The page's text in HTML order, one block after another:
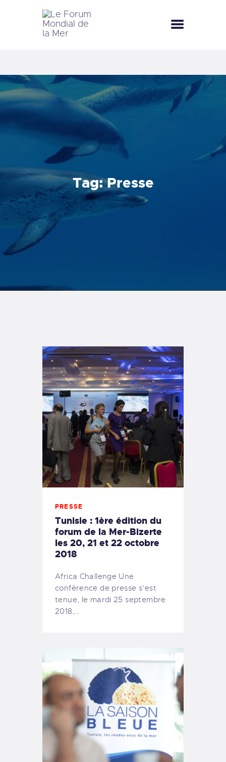
Tag: Presse
LE FORUM MONDIAL DE LA MER
FÊTES DE LA MER
LE CLUB BLEU
LA SAISON BLEUE
MÉDIATHÈQUE
DOCUMENTATION
CONTACT
PRESSE
Tunisie : 1ère édition du
forum de la Mer-Bizerte
les 20, 21 et 22 octobre
2018
Africa Challenge Une
conférence de presse s’est
tenue, le mardi 25 septembre
2018,…